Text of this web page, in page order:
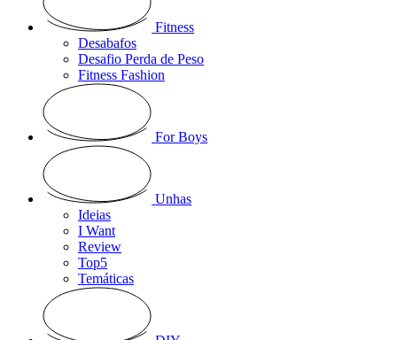
Fitness
Desabafos
Desafio Perda de Peso
Fitness Fashion
For Boys
Unhas
Ideias
I Want
Review
Top5
Temáticas